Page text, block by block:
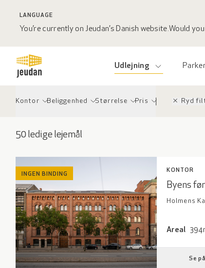
LANGUAGE
You’re currently on Jeudan’s Danish website.Would
Udlejning
Kontor Beliggenhed Størrelse Pris close Ryd
50 ledige lejemål
KONTOR
Byens
Holmens
Areal:
Areal
INGEN BINDING
Se